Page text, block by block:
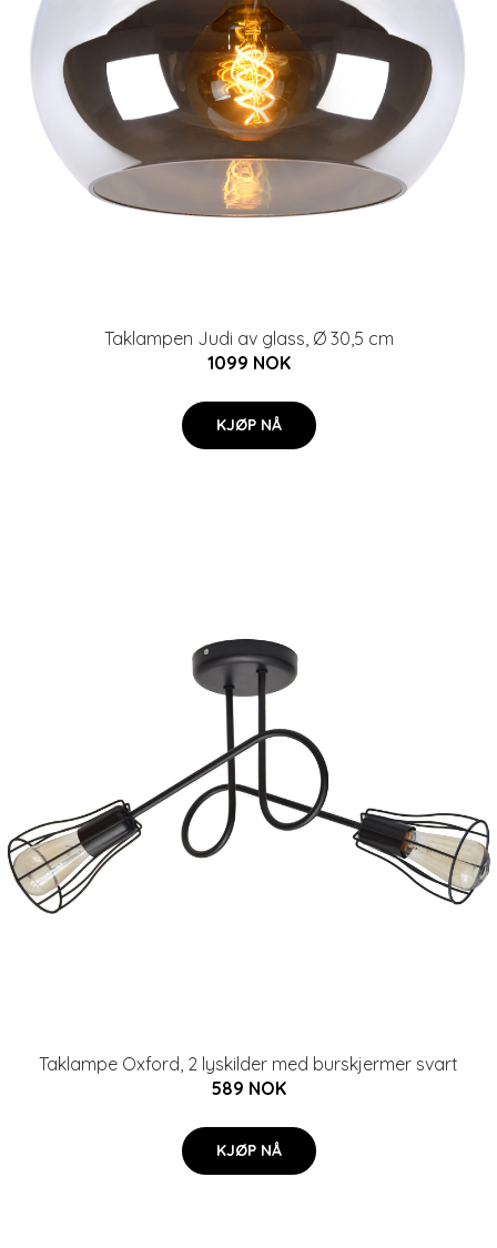
Taklampen Judi av glass, Ø 30,5 cm
1099 NOK
KJØP NÅ
Taklampe Oxford, 2 lyskilder med burskjermer svart
589 NOK
KJØP NÅ